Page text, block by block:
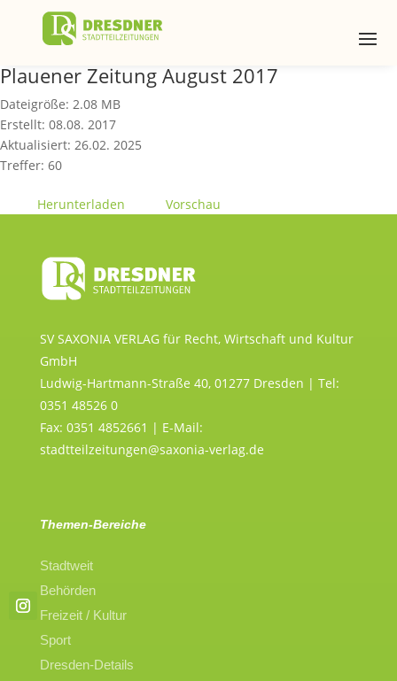
Plauener Zeitung August 2017
Dateigröße: 2.08 MB
Erstellt: 08.08. 2017
Aktualisiert: 26.02. 2025
Treffer: 60
Herunterladen Vorschau
SV SAXONIA VERLAG für Recht, Wirtschaft und Kultur
GmbH
Ludwig-Hartmann-Straße 40, 01277 Dresden | Tel:
0351 48526 0
Fax: 0351 4852661 | E-Mail:
stadtteilzeitungen@saxonia-verlag.de
Themen-Bereiche
Stadtweit
Behörden
Freizeit / Kultur
Sport
Dresden-Details